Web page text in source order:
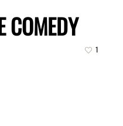
COMEDY
1